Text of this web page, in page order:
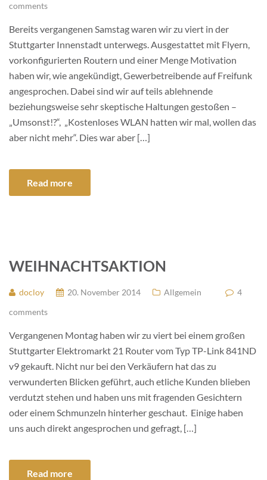
comments
Bereits vergangenen Samstag waren wir zu viert in der
Stuttgarter Innenstadt unterwegs. Ausgestattet mit Flyern,
vorkonfigurierten Routern und einer Menge Motivation
haben wir, wie angekündigt, Gewerbetreibende auf Freifunk
angesprochen. Dabei sind wir auf teils ablehnende
beziehungsweise sehr skeptische Haltungen gestoßen –
„Umsonst!?“, „Kostenloses WLAN hatten wir mal, wollen das
aber nicht mehr“. Dies war aber […]
Read more
WEIHNACHTSAKTION
docloy 20. November 2014 Allgemein
4
comments
Vergangenen Montag haben wir zu viert bei einem großen
Stuttgarter Elektromarkt 21 Router vom Typ TP-Link 841ND
v9 gekauft. Nicht nur bei den Verkäufern hat das zu
verwunderten Blicken geführt, auch etliche Kunden blieben
verdutzt stehen und haben uns mit fragenden Gesichtern
oder einem Schmunzeln hinterher geschaut. Einige haben
uns auch direkt angesprochen und gefragt, […]
Read more